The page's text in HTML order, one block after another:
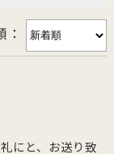
：
にと、お送り致